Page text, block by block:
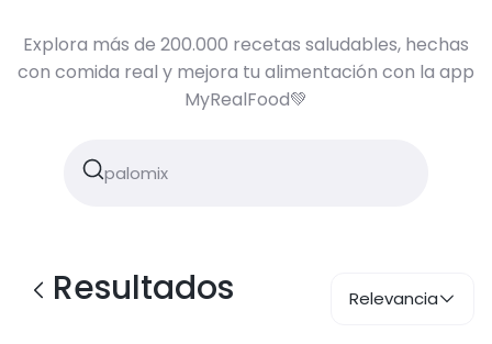
Explora más de 200.000 recetas saludables, hechas
con comida real y mejora tu alimentación con la app
MyRealFood💚
Resultados Relevancia